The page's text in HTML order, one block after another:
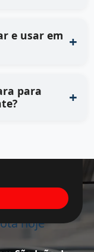
e usar em
para
hoje